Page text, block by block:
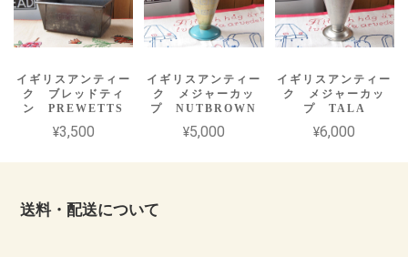
イギリスアンティー
ク ブレッドティ
ン PREWETTS
¥3,500
イギリスアンティー
ク メジャーカッ
プ NUTBROWN
¥5,000
イギリスアンティー
ク メジャーカッ
プ TALA
¥6,000
送料・配送について